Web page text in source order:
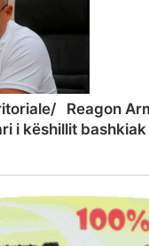
Reagon
i këshillit bashkiak